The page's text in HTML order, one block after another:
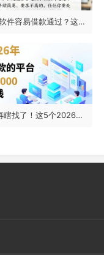
2026年什么软件容易借款通过？这5个2000元无视征信的口子百分百有效！
18岁借钱别再瞎找了！这5个2026年18岁可下款的平台，容易下款4000口碑很在线